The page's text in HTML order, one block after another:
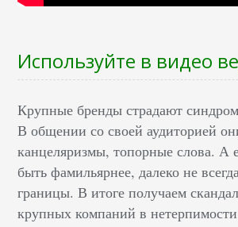
Используйте в видео
Крупные бренды страдают
В общении со своей аудиторией
канцеляризмы, топорные слова. А
быть фамильярнее, далеко не
границы. В итоге получаем
крупных компаний в